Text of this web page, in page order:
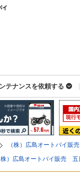
イ
テナンスを依頼する
（株）広島オートバイ販
株）広島オートバイ販売 五